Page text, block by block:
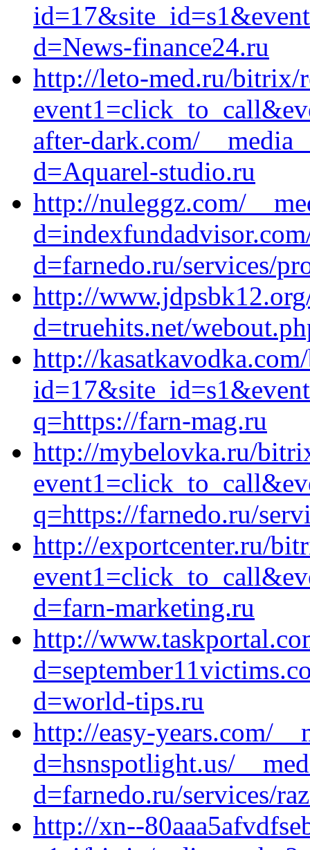
d=News-finance24.ru
http://leto-med.ru/bitrix/
after-dark.com/
d=Aquarel-studio.ru
http://nuleggz.com/
d=farnedo.ru/services/
http://
d=truehits.net/
http://
q=https://farn-mag.ru
http://mybelovka.ru/
q=https://farnedo.ru/
http://exportcenter.ru/
d=farn-marketing.ru
http://
d=world-tips.ru
http://easy-years.com/
d=hsnspotlight.us/
d=farnedo.ru/services/
http://xn--